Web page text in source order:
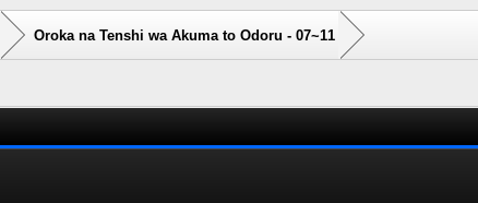
Oroka na Tenshi wa Akuma to Odoru - 07~11